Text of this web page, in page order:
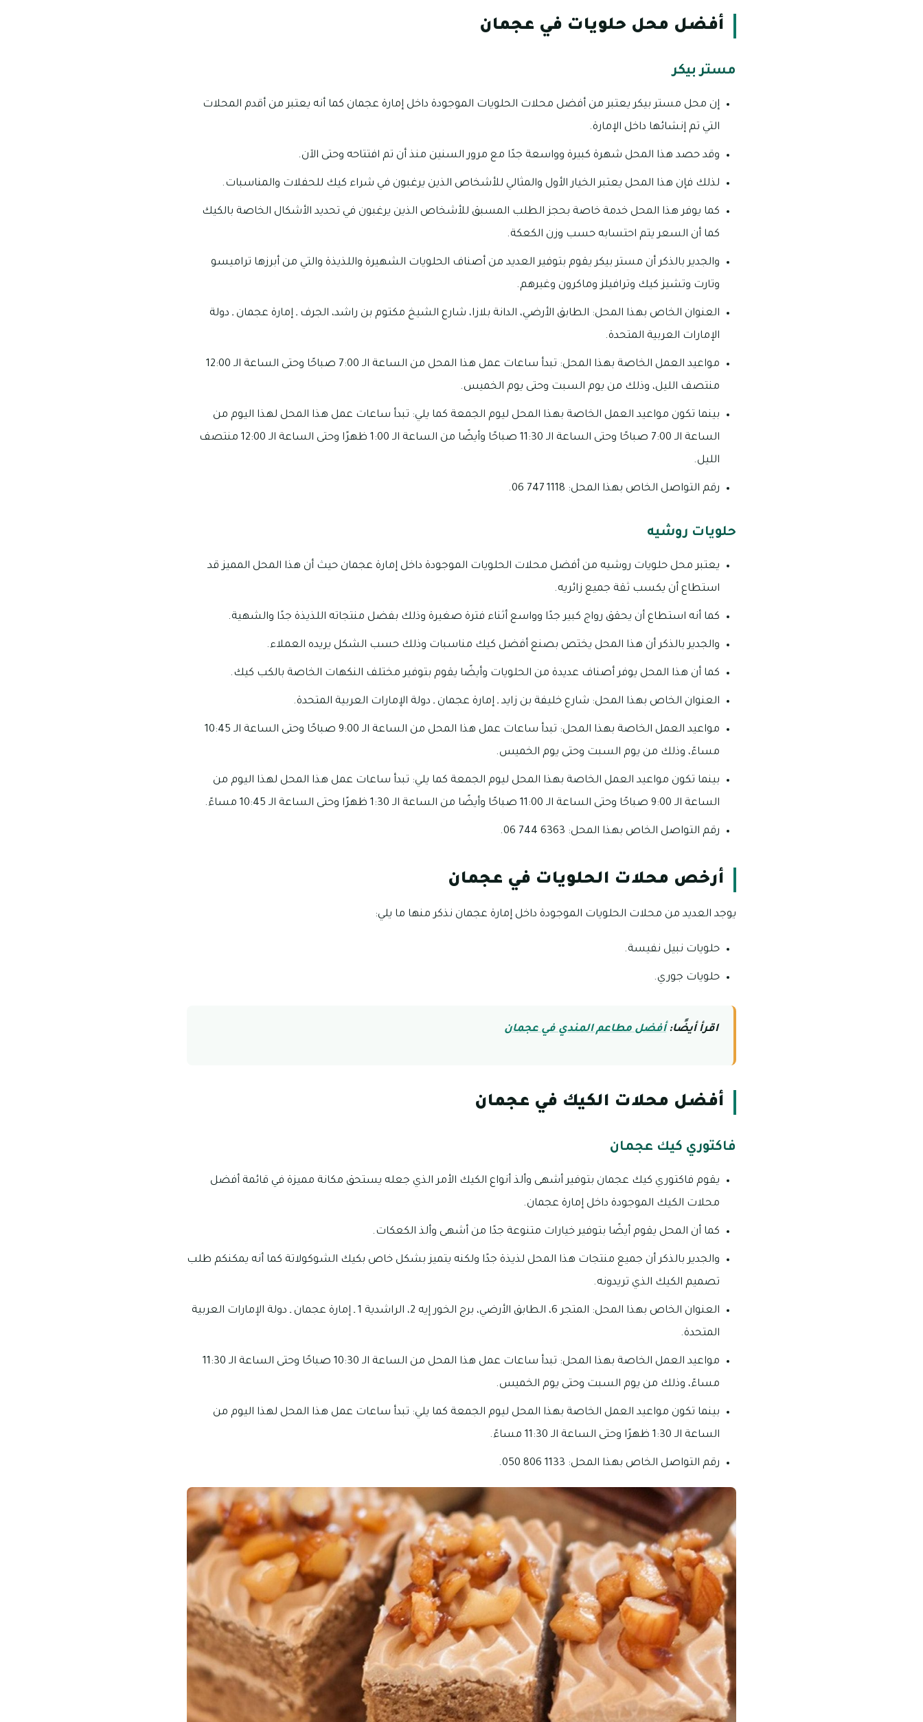
أفضل محل حلويات في عجمان
مستر بيكر
إن محل مستر بيكر يعتبر من أفضل محلات الحلويات الموجودة داخل إمارة عجمان كما أنه يعتبر من أقدم المحلات
التي تم إنشائها داخل الإمارة.
وقد حصد هذا المحل شهرة كبيرة وواسعة جدًا مع مرور السنين منذ أن تم افتتاحه وحتى الآن.
لذلك فإن هذا المحل يعتبر الخيار الأول والمثالي للأشخاص الذين يرغبون في شراء كيك للحفلات والمناسبات.
كما يوفر هذا المحل خدمة خاصة بحجز الطلب المسبق للأشخاص الذين يرغبون في تحديد الأشكال الخاصة بالكيك
كما أن السعر يتم احتسابه حسب وزن الكعكة.
والجدير بالذكر أن مستر بيكر يقوم بتوفير العديد من أصناف الحلويات الشهيرة واللذيذة والتي من أبرزها تراميسو
وتارت وتشيز كيك وترافيلز وماكرون وغيرهم.
العنوان الخاص بهذا المحل: الطابق الأرضي، الدانة بلازا، شارع الشيخ مكتوم بن راشد، الجرف ـ إمارة عجمان ـ دولة
الإمارات العربية المتحدة.
مواعيد العمل الخاصة بهذا المحل: تبدأ ساعات عمل هذا المحل من الساعة الـ 7:00 صباحًا وحتى الساعة الـ 12:00
منتصف الليل، وذلك من يوم السبت وحتى يوم الخميس.
بينما تكون مواعيد العمل الخاصة بهذا المحل ليوم الجمعة كما يلي: تبدأ ساعات عمل هذا المحل لهذا اليوم من
الساعة الـ 7:00 صباحًا وحتى الساعة الـ 11:30 صباحًا وأيضًا من الساعة الـ 1:00 ظهرًا وحتى الساعة الـ 12:00 منتصف
الليل.
رقم التواصل الخاص بهذا المحل: 1118 747 06.
حلويات روشيه
يعتبر محل حلويات روشيه من أفضل محلات الحلويات الموجودة داخل إمارة عجمان حيث أن هذا المحل المميز قد
استطاع أن يكسب ثقة جميع زائريه.
كما أنه استطاع أن يحقق رواج كبير جدًا وواسع أثناء فترة صغيرة وذلك بفضل منتجاته اللذيذة جدًا والشهية.
والجدير بالذكر أن هذا المحل يختص بصنع أفضل كيك مناسبات وذلك حسب الشكل يريده العملاء.
كما أن هذا المحل يوفر أصناف عديدة من الحلويات وأيضًا يقوم بتوفير مختلف النكهات الخاصة بالكب كيك.
العنوان الخاص بهذا المحل: شارع خليفة بن زايد ـ إمارة عجمان ـ دولة الإمارات العربية المتحدة.
مواعيد العمل الخاصة بهذا المحل: تبدأ ساعات عمل هذا المحل من الساعة الـ 9:00 صباحًا وحتى الساعة الـ 10:45
مساءً، وذلك من يوم السبت وحتى يوم الخميس.
بينما تكون مواعيد العمل الخاصة بهذا المحل ليوم الجمعة كما يلي: تبدأ ساعات عمل هذا المحل لهذا اليوم من
الساعة الـ 9:00 صباحًا وحتى الساعة الـ 11:00 صباحًا وأيضًا من الساعة الـ 1:30 ظهرًا وحتى الساعة الـ 10:45 مساءً.
رقم التواصل الخاص بهذا المحل: 6363 744 06.
أرخص محلات الحلويات في عجمان
يوجد العديد من محلات الحلويات الموجودة داخل إمارة عجمان نذكر منها ما يلي:
حلويات نبيل نفيسة.
حلويات جوري.
اقرأ أيضًا:أفضل مطاعم المندي في عجمان
أفضل محلات الكيك في عجمان
فاكتوري كيك عجمان
يقوم فاكتوري كيك عجمان بتوفير أشهى وألذ أنواع الكيك الأمر الذي جعله يستحق مكانة مميزة في قائمة أفضل
محلات الكيك الموجودة داخل إمارة عجمان.
كما أن المحل يقوم أيضًا بتوفير خيارات متنوعة جدًا من أشهى وألذ الكعكات.
والجدير بالذكر أن جميع منتجات هذا المحل لذيذة جدًا ولكنه يتميز بشكل خاص بكيك الشوكولاتة كما أنه يمكنكم طلب
تصميم الكيك الذي تريدونه.
العنوان الخاص بهذا المحل: المتجر 6، الطابق الأرضي، برج الخور إيه 2، الراشدية 1 ـ إمارة عجمان ـ دولة الإمارات العربية
المتحدة.
مواعيد العمل الخاصة بهذا المحل: تبدأ ساعات عمل هذا المحل من الساعة الـ 10:30 صباحًا وحتى الساعة الـ 11:30
مساءً، وذلك من يوم السبت وحتى يوم الخميس.
بينما تكون مواعيد العمل الخاصة بهذا المحل ليوم الجمعة كما يلي: تبدأ ساعات عمل هذا المحل لهذا اليوم من
الساعة الـ 1:30 ظهرًا وحتى الساعة الـ 11:30 مساءً.
رقم التواصل الخاص بهذا المحل: 1133 806 050.